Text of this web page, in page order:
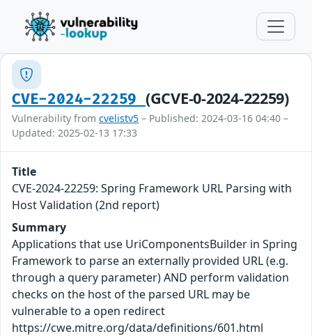
CVE-2024-22259 (GCVE-0-2024-22259)
Vulnerability from cvelistv5 – Published: 2024-03-16 04:40 –
Updated: 2025-02-13 17:33
Title
CVE-2024-22259: Spring Framework URL Parsing with
Host Validation (2nd report)
Summary
Applications that use UriComponentsBuilder in Spring
Framework to parse an externally provided URL (e.g.
through a query parameter) AND perform validation
checks on the host of the parsed URL may be
vulnerable to a open redirect
https://cwe.mitre.org/data/definitions/601.html